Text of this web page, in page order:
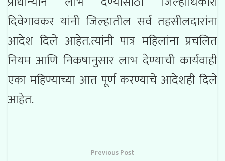
दिवेगावकर यांनी जिल्हातील सर्व तहसीलदारांना
आदेश दिले आहेत.त्यांनी पात्र महिलांना प्रचलित
नियम आणि निकषानुसार लाभ देण्याची कार्यवाही
एका महिण्याच्या आत पूर्ण करण्याचे आदेशही दिले
आहेत.
Previous Post